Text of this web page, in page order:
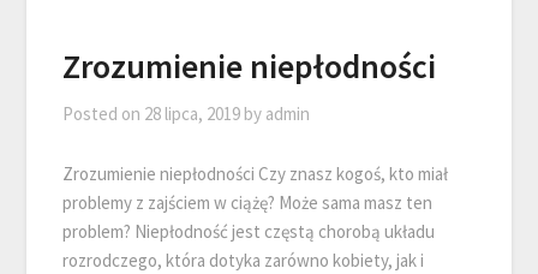
Zrozumienie niepłodności
Posted on 28 lipca, 2019 by admin
Zrozumienie niepłodności Czy znasz kogoś, kto miał
problemy z zajściem w ciążę? Może sama masz ten
problem? Niepłodność jest częstą chorobą układu
rozrodczego, która dotyka zarówno kobiety, jak i